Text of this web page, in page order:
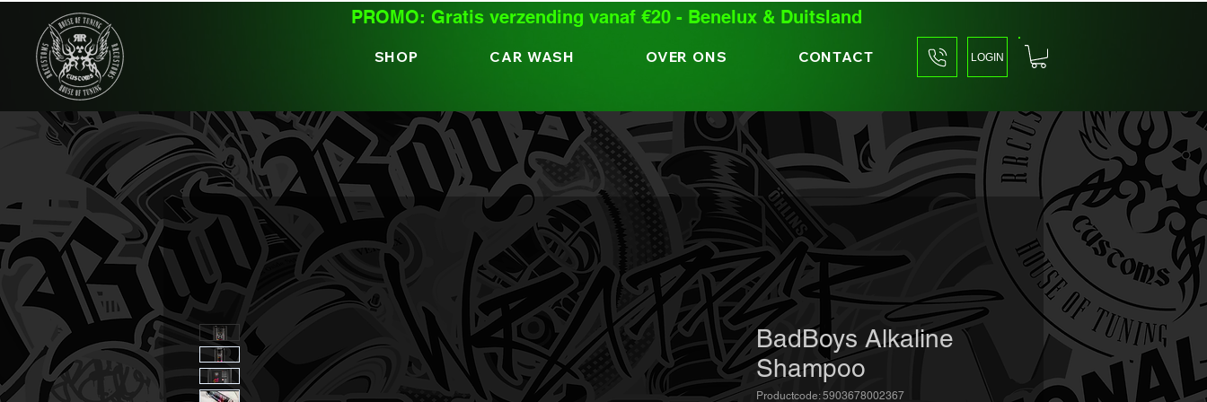
SHOP CAR WASH OVER ONS CONTACT LOGIN
PROMO: Gratis verzending vanaf €20 - Benelux & Duitsland
BadBoys Alkaline
Shampoo
Productcode: 5903678002367